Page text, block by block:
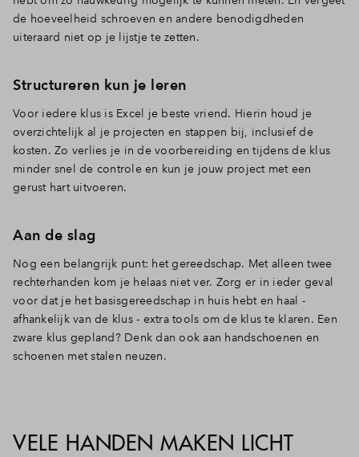
de hoeveelheid schroeven en andere benodigdheden
uiteraard niet op je lijstje te zetten.
Structureren kun je leren
Voor iedere klus is Excel je beste vriend. Hierin houd je
overzichtelijk al je projecten en stappen bij, inclusief de
kosten. Zo verlies je in de voorbereiding en tijdens de klus
minder snel de controle en kun je jouw project met een
gerust hart uitvoeren.
Aan de slag
Nog een belangrijk punt: het gereedschap. Met alleen twee
rechterhanden kom je helaas niet ver. Zorg er in ieder geval
voor dat je het basisgereedschap in huis hebt en haal -
afhankelijk van de klus - extra tools om de klus te klaren. Een
zware klus gepland? Denk dan ook aan handschoenen en
schoenen met stalen neuzen.
VELE HANDEN MAKEN LICHT